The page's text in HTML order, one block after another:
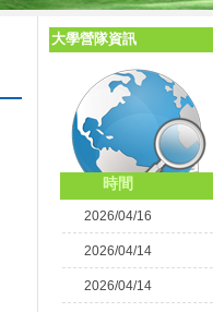
大學營隊資訊
時間
2026/04/16
2026/04/14
2026/04/14